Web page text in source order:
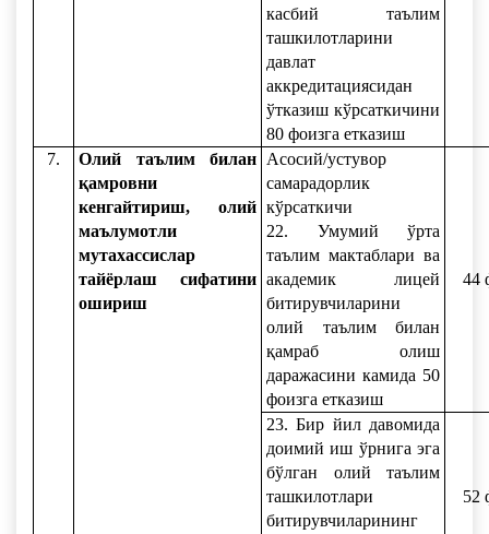
касбий таълим
ташкилотларини
давлат
аккредитациясидан
ўтказиш кўрсаткичини
80 фоизга етказиш
7.
Олий таълим билан
қамровни
кенгайтириш, олий
маълумотли
мутахассислар
тайёрлаш сифатини
ошириш
Асосий/устувор
самарадорлик
кўрсаткичи
22. Умумий ўрта
таълим мактаблари ва
академик лицей
битирувчиларини
олий таълим билан
қамраб олиш
даражасини камида 50
фоизга етказиш
44
23. Бир йил давомида
доимий иш ўрнига эга
бўлган олий таълим
ташкилотлари
битирувчиларининг
52